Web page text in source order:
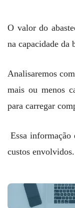
O valor do
na capacidade da
Analisaremos
mais ou menos
para carregar
Essa
custos envolvidos.